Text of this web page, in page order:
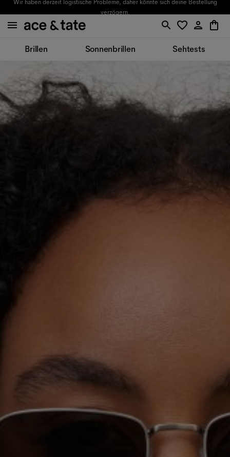
Wir haben derzeit logistische Probleme, daher könnte sich deine Bestellung
verzögern.
Brillen Sonnenbrillen Sehtests